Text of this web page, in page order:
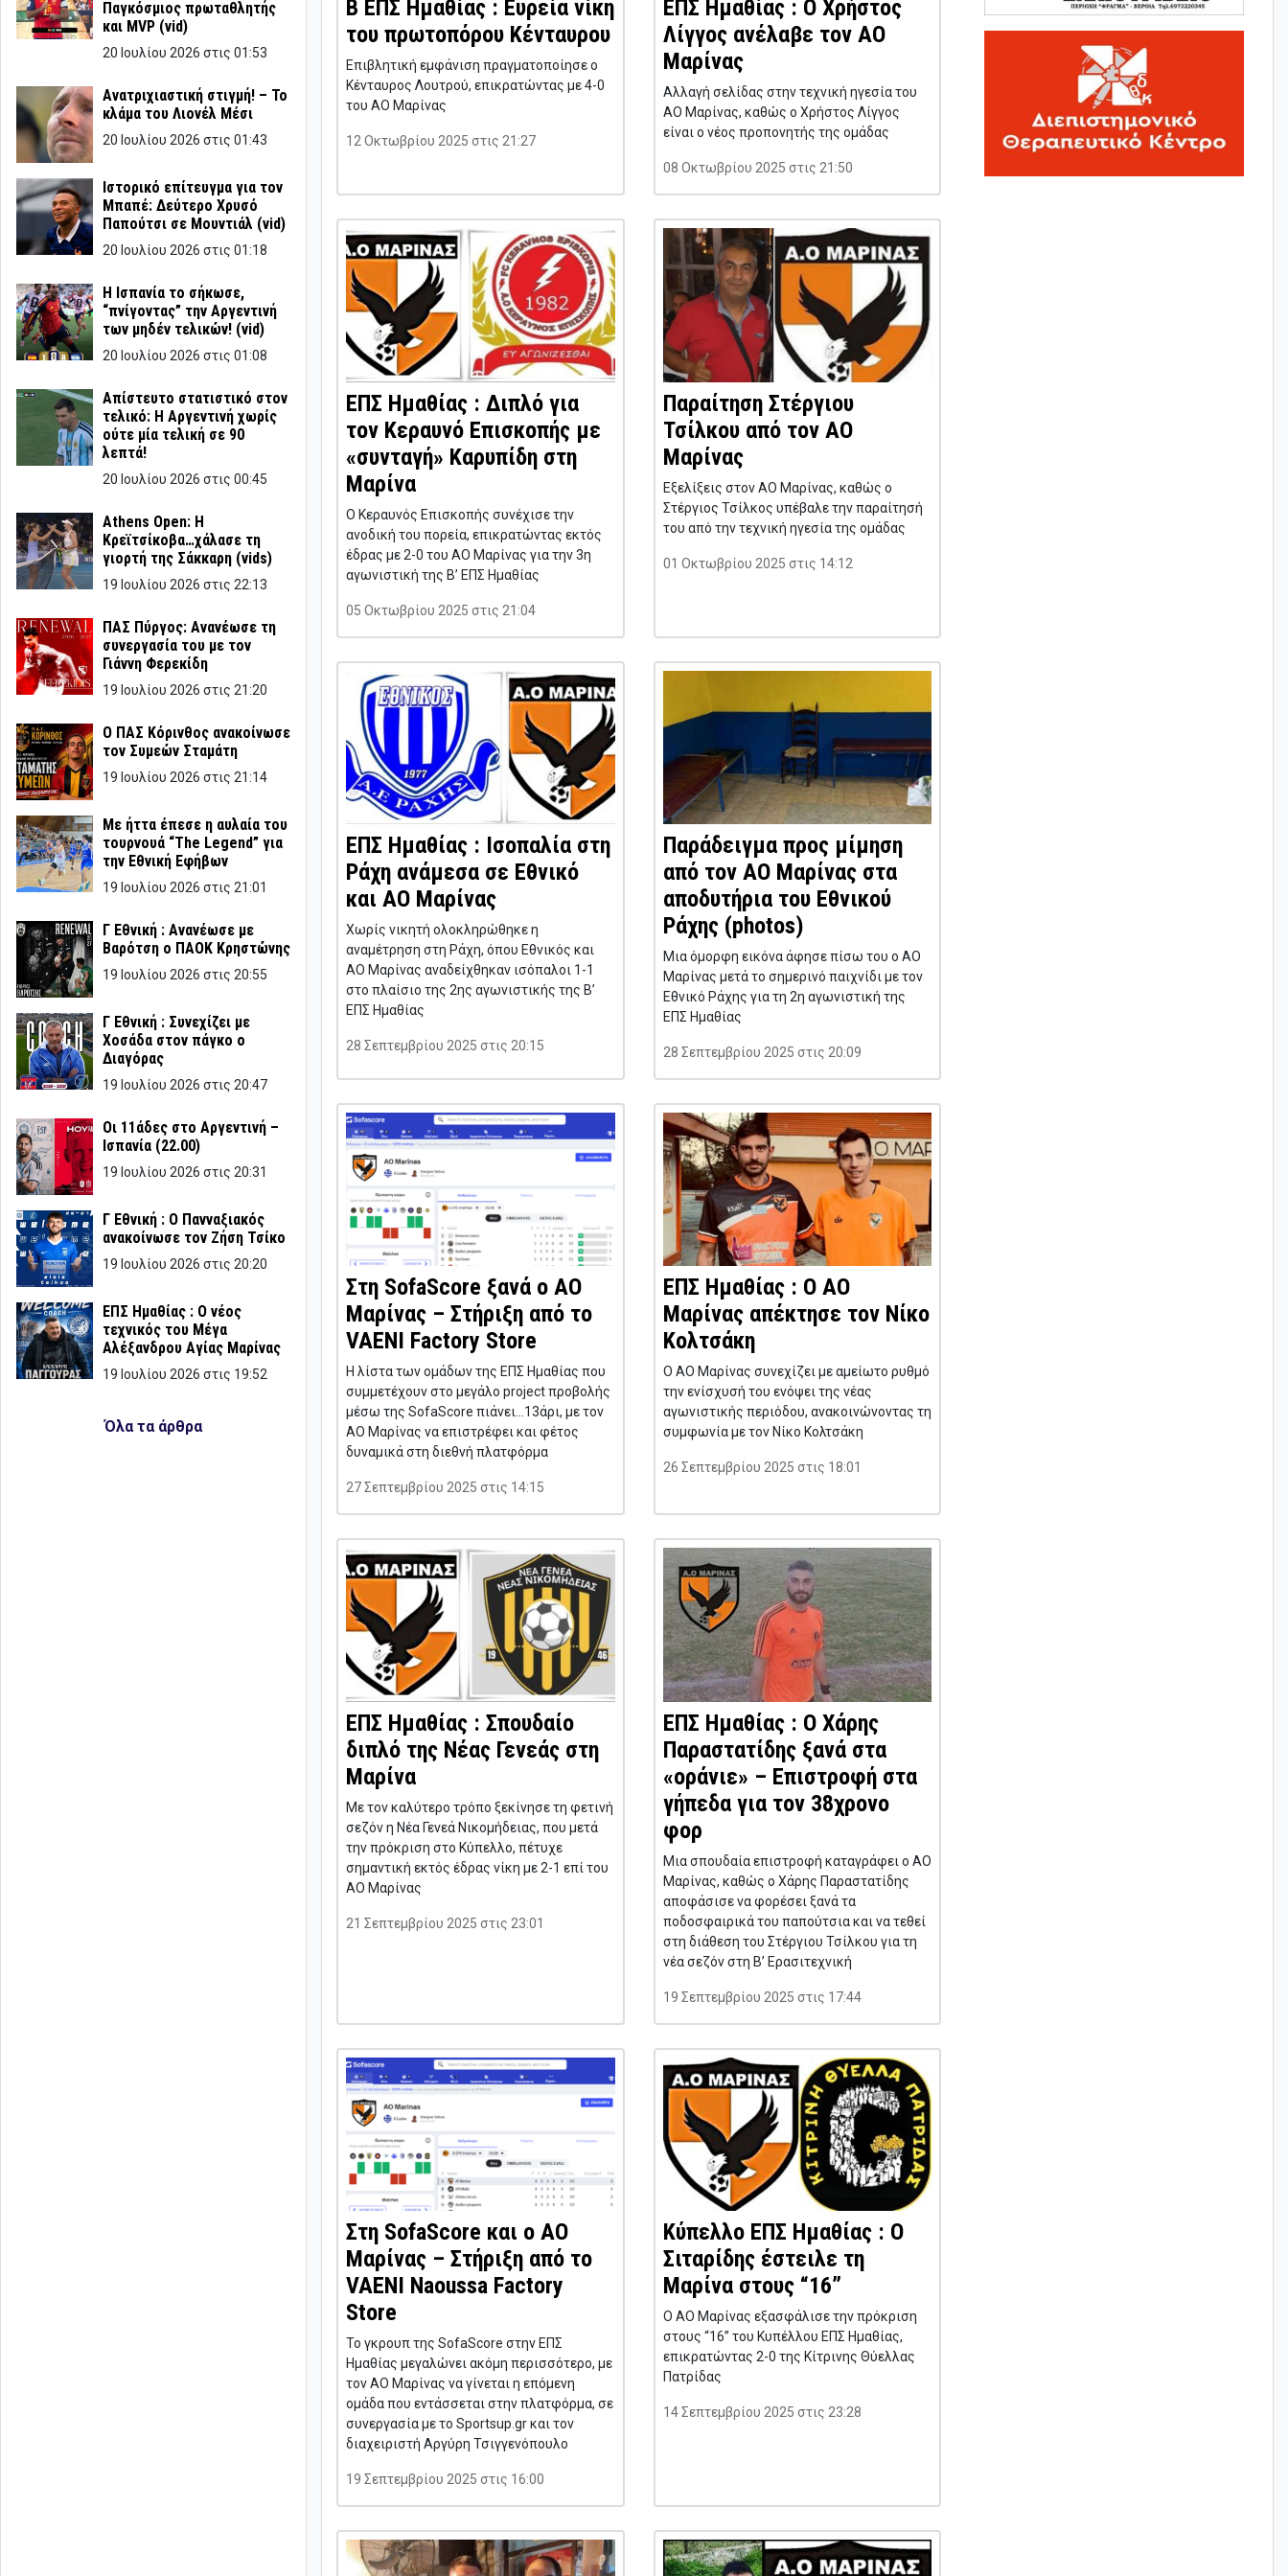
Παγκόσμιος πρωταθλητής
και MVP (vid)
20 Ιουλίου 2026 στις 01:53
Ανατριχιαστική στιγμή! – Το
κλάμα του Λιονέλ Μέσι
20 Ιουλίου 2026 στις 01:43
Ιστορικό επίτευγμα για τον
Μπαπέ: Δεύτερο Χρυσό
Παπούτσι σε Μουντιάλ (vid)
20 Ιουλίου 2026 στις 01:18
Η Ισπανία το σήκωσε,
“πνίγοντας” την Αργεντινή
των μηδέν τελικών! (vid)
20 Ιουλίου 2026 στις 01:08
Απίστευτο στατιστικό στον
τελικό: Η Αργεντινή χωρίς
ούτε μία τελική σε 90
λεπτά!
20 Ιουλίου 2026 στις 00:45
Athens Open: Η
Κρεϊτσίκοβα…χάλασε τη
γιορτή της Σάκκαρη (vids)
19 Ιουλίου 2026 στις 22:13
ΠΑΣ Πύργος: Ανανέωσε τη
συνεργασία του με τον
Γιάννη Φερεκίδη
19 Ιουλίου 2026 στις 21:20
Ο ΠΑΣ Κόρινθος ανακοίνωσε
τον Συμεών Σταμάτη
19 Ιουλίου 2026 στις 21:14
Με ήττα έπεσε η αυλαία του
τουρνουά “The Legend” για
την Εθνική Εφήβων
19 Ιουλίου 2026 στις 21:01
Γ Εθνική : Ανανέωσε με
Βαρότση ο ΠΑΟΚ Κρηστώνης
19 Ιουλίου 2026 στις 20:55
Γ Εθνική : Συνεχίζει με
Χοσάδα στον πάγκο ο
Διαγόρας
19 Ιουλίου 2026 στις 20:47
Οι 11άδες στο Αργεντινή –
Ισπανία (22.00)
19 Ιουλίου 2026 στις 20:31
Γ Εθνική : Ο Πανναξιακός
ανακοίνωσε τον Ζήση Τσίκο
19 Ιουλίου 2026 στις 20:20
ΕΠΣ Ημαθίας : Ο νέος
τεχνικός του Μέγα
Αλέξανδρου Αγίας Μαρίνας
19 Ιουλίου 2026 στις 19:52
Όλα τα άρθρα
Β ΕΠΣ Ημαθίας : Ευρεία νίκη
του πρωτοπόρου Κένταυρου
Επιβλητική εμφάνιση πραγματοποίησε ο
Κένταυρος Λουτρού, επικρατώντας με 4-0
του ΑΟ Μαρίνας
12 Οκτωβρίου 2025 στις 21:27
ΕΠΣ Ημαθίας : Ο Χρήστος
Λίγγος ανέλαβε τον ΑΟ
Μαρίνας
Αλλαγή σελίδας στην τεχνική ηγεσία του
ΑΟ Μαρίνας, καθώς ο Χρήστος Λίγγος
είναι ο νέος προπονητής της ομάδας
08 Οκτωβρίου 2025 στις 21:50
ΕΠΣ Ημαθίας : Διπλό για
τον Κεραυνό Επισκοπής με
«συνταγή» Καρυπίδη στη
Μαρίνα
Ο Κεραυνός Επισκοπής συνέχισε την
ανοδική του πορεία, επικρατώντας εκτός
έδρας με 2-0 του ΑΟ Μαρίνας για την 3η
αγωνιστική της Β’ ΕΠΣ Ημαθίας
05 Οκτωβρίου 2025 στις 21:04
Παραίτηση Στέργιου
Τσίλκου από τον ΑΟ
Μαρίνας
Εξελίξεις στον ΑΟ Μαρίνας, καθώς ο
Στέργιος Τσίλκος υπέβαλε την παραίτησή
του από την τεχνική ηγεσία της ομάδας
01 Οκτωβρίου 2025 στις 14:12
ΕΠΣ Ημαθίας : Ισοπαλία στη
Ράχη ανάμεσα σε Εθνικό
και ΑΟ Μαρίνας
Χωρίς νικητή ολοκληρώθηκε η
αναμέτρηση στη Ράχη, όπου Εθνικός και
ΑΟ Μαρίνας αναδείχθηκαν ισόπαλοι 1-1
στο πλαίσιο της 2ης αγωνιστικής της Β’
ΕΠΣ Ημαθίας
28 Σεπτεμβρίου 2025 στις 20:15
Παράδειγμα προς μίμηση
από τον ΑΟ Μαρίνας στα
αποδυτήρια του Εθνικού
Ράχης (photos)
Μια όμορφη εικόνα άφησε πίσω του ο ΑΟ
Μαρίνας μετά το σημερινό παιχνίδι με τον
Εθνικό Ράχης για τη 2η αγωνιστική της
ΕΠΣ Ημαθίας
28 Σεπτεμβρίου 2025 στις 20:09
Στη SofaScore ξανά ο ΑΟ
Μαρίνας – Στήριξη από το
VAENI Factory Store
Η λίστα των ομάδων της ΕΠΣ Ημαθίας που
συμμετέχουν στο μεγάλο project προβολής
μέσω της SofaScore πιάνει…13άρι, με τον
ΑΟ Μαρίνας να επιστρέφει και φέτος
δυναμικά στη διεθνή πλατφόρμα
27 Σεπτεμβρίου 2025 στις 14:15
ΕΠΣ Ημαθίας : Ο ΑΟ
Μαρίνας απέκτησε τον Νίκο
Κολτσάκη
Ο ΑΟ Μαρίνας συνεχίζει με αμείωτο ρυθμό
την ενίσχυσή του ενόψει της νέας
αγωνιστικής περιόδου, ανακοινώνοντας τη
συμφωνία με τον Νίκο Κολτσάκη
26 Σεπτεμβρίου 2025 στις 18:01
ΕΠΣ Ημαθίας : Σπουδαίο
διπλό της Νέας Γενεάς στη
Μαρίνα
Με τον καλύτερο τρόπο ξεκίνησε τη φετινή
σεζόν η Νέα Γενεά Νικομήδειας, που μετά
την πρόκριση στο Κύπελλο, πέτυχε
σημαντική εκτός έδρας νίκη με 2-1 επί του
ΑΟ Μαρίνας
21 Σεπτεμβρίου 2025 στις 23:01
ΕΠΣ Ημαθίας : Ο Χάρης
Παραστατίδης ξανά στα
«οράνιε» – Επιστροφή στα
γήπεδα για τον 38χρονο
φορ
Μια σπουδαία επιστροφή καταγράφει ο ΑΟ
Μαρίνας, καθώς ο Χάρης Παραστατίδης
αποφάσισε να φορέσει ξανά τα
ποδοσφαιρικά του παπούτσια και να τεθεί
στη διάθεση του Στέργιου Τσίλκου για τη
νέα σεζόν στη Β’ Ερασιτεχνική
19 Σεπτεμβρίου 2025 στις 17:44
Στη SofaScore και ο ΑΟ
Μαρίνας – Στήριξη από το
VAENI Naoussa Factory
Store
Το γκρουπ της SofaScore στην ΕΠΣ
Ημαθίας μεγαλώνει ακόμη περισσότερο, με
τον ΑΟ Μαρίνας να γίνεται η επόμενη
ομάδα που εντάσσεται στην πλατφόρμα, σε
συνεργασία με το Sportsup.gr και τον
διαχειριστή Αργύρη Τσιγγενόπουλο
19 Σεπτεμβρίου 2025 στις 16:00
Κύπελλο ΕΠΣ Ημαθίας : Ο
Σιταρίδης έστειλε τη
Μαρίνα στους “16”
Ο ΑΟ Μαρίνας εξασφάλισε την πρόκριση
στους “16” του Κυπέλλου ΕΠΣ Ημαθίας,
επικρατώντας 2-0 της Κίτρινης Θύελλας
Πατρίδας
14 Σεπτεμβρίου 2025 στις 23:28